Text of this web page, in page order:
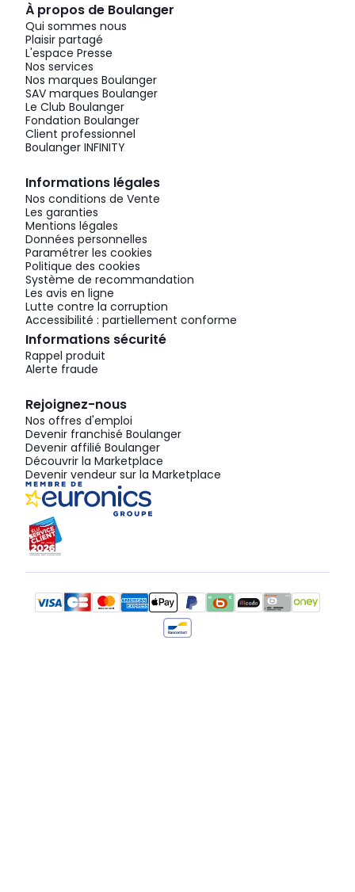
À propos de Boulanger
Qui sommes nous
Plaisir partagé
L'espace Presse
Nos services
Nos marques Boulanger
SAV marques Boulanger
Le Club Boulanger
Fondation Boulanger
Client professionnel
Boulanger INFINITY
Informations légales
Nos conditions de Vente
Les garanties
Mentions légales
Données personnelles
Paramétrer les cookies
Politique des cookies
Système de recommandation
Les avis en ligne
Lutte contre la corruption
Accessibilité : partiellement conforme
Informations sécurité
Rappel produit
Alerte fraude
Rejoignez-nous
Nos offres d'emploi
Devenir franchisé Boulanger
Devenir affilié Boulanger
Découvrir la Marketplace
Devenir vendeur sur la Marketplace